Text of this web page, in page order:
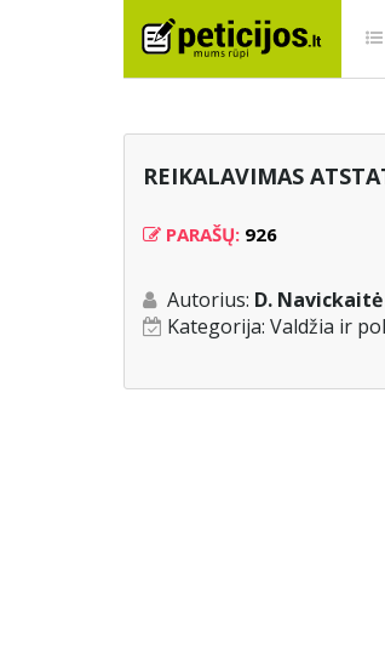
REIKALAVIMAS
PARAŠŲ: 926
Autorius: D. Navickaitė
Kategorija: Valdžia ir